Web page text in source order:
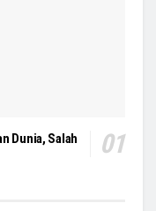
Dunia, Salah